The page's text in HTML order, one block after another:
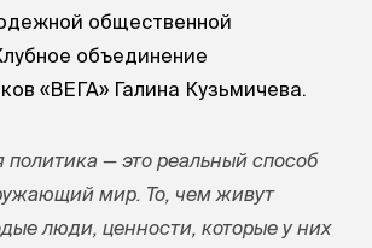
общественной
объединение
«ВЕГА» Галина Кузьмичева.
— это реальный способ
мир. То, чем живут
люди, ценности, которые у них